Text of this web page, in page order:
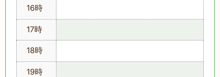
16時
17時
18時
19時